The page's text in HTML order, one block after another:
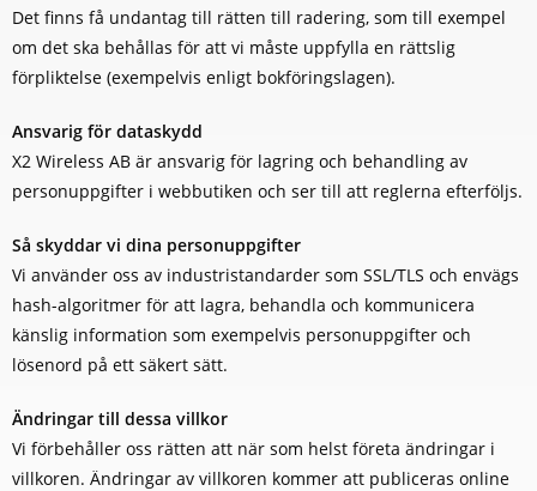
Det finns få undantag till rätten till radering, som till exempel
om det ska behållas för att vi måste uppfylla en rättslig
förpliktelse (exempelvis enligt bokföringslagen).
Ansvarig för dataskydd
X2 Wireless AB är ansvarig för lagring och behandling av
personuppgifter i webbutiken och ser till att reglerna efterföljs.
Så skyddar vi dina personuppgifter
Vi använder oss av industristandarder som SSL/TLS och envägs
hash-algoritmer för att lagra, behandla och kommunicera
känslig information som exempelvis personuppgifter och
lösenord på ett säkert sätt.
Ändringar till dessa villkor
Vi förbehåller oss rätten att när som helst företa ändringar i
villkoren. Ändringar av villkoren kommer att publiceras online